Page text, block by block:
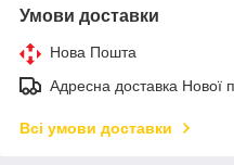
Умови доставки
Нова Пошта
Адресна доставка Нової
Всі умови доставки